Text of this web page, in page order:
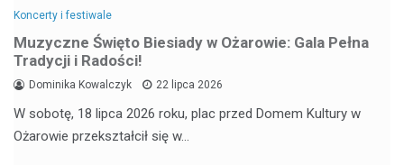
Koncerty i festiwale
Muzyczne Święto Biesiady w Ożarowie: Gala Pełna
Tradycji i Radości!
Dominika Kowalczyk 22 lipca 2026
W sobotę, 18 lipca 2026 roku, plac przed Domem Kultury w
Ożarowie przekształcił się w…